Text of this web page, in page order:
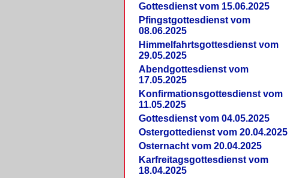
Gottesdienst vom 15.06.2025
Pfingstgottesdienst vom
08.06.2025
Himmelfahrtsgottesdienst vom
29.05.2025
Abendgottesdienst vom
17.05.2025
Konfirmationsgottesdienst vom
11.05.2025
Gottesdienst vom 04.05.2025
Ostergottedienst vom 20.04.2025
Osternacht vom 20.04.2025
Karfreitagsgottesdienst vom
18.04.2025